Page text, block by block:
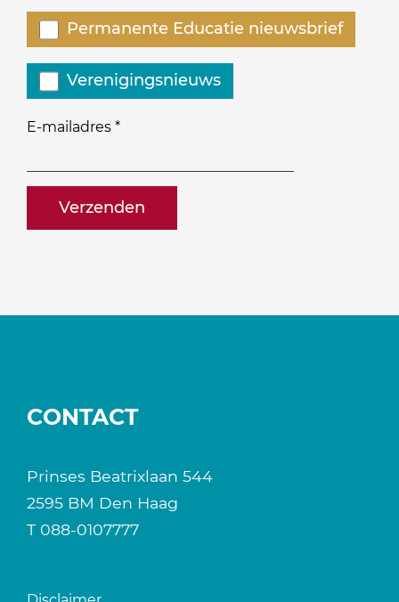
E-mailadres *
naam@bedrijf.nl
Welke
nieuwsbrieven
zou
je
willen
Permanente Educatie nieuwsbrief
Verenigingsnieuws
CONTACT
Prinses Beatrixlaan 544
2595 BM Den Haag
T 088-0107777